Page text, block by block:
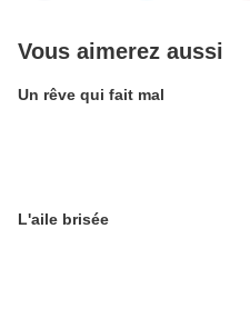
Vous aimerez aussi
Un rêve qui fait mal
L'aile brisée